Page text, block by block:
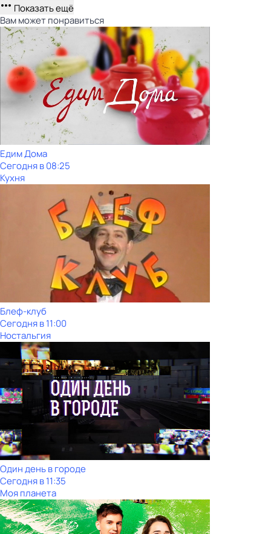
Показать ещё
Вам может понравиться
Едим Дома
Сегодня в 08:25
Кухня
Блеф-клуб
Сегодня в 11:00
Ностальгия
Один день в городе
Сегодня в 11:35
Моя планета